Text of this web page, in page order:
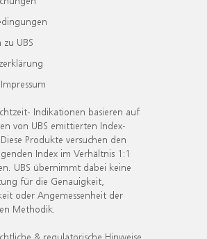
UBS
Indikationen basieren auf
von UBS emittierten Index-
Produkte versuchen den
Index im Verhältnis 1:1
UBS übernimmt dabei keine
für die Genauigkeit,
oder Angemessenheit der
Methodik.